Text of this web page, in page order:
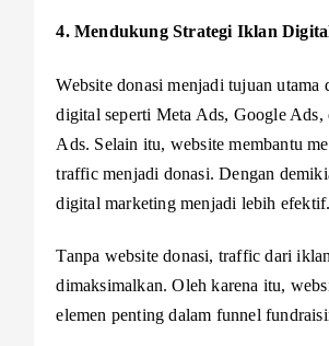
4. Mendukung Strategi Iklan
Website donasi menjadi tujuan utama
digital seperti Meta Ads, Google
Ads. Selain itu, website membantu
traffic menjadi donasi. Dengan
digital marketing menjadi lebih efektif.
Tanpa website donasi, traffic dari
dimaksimalkan. Oleh karena itu,
elemen penting dalam funnel